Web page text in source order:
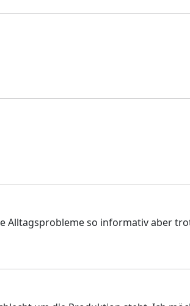
Alltagsprobleme so informativ aber